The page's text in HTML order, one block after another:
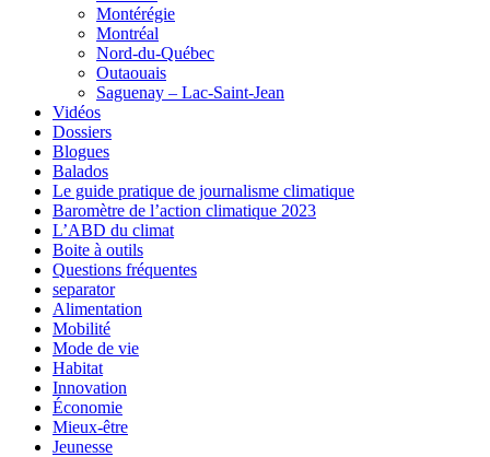
Montérégie
Montréal
Nord-du-Québec
Outaouais
Saguenay – Lac-Saint-Jean
Vidéos
Dossiers
Blogues
Balados
Le guide pratique de journalisme climatique
Baromètre de l’action climatique 2023
L’ABD du climat
Boite à outils
Questions fréquentes
separator
Alimentation
Mobilité
Mode de vie
Habitat
Innovation
Économie
Mieux-être
Jeunesse